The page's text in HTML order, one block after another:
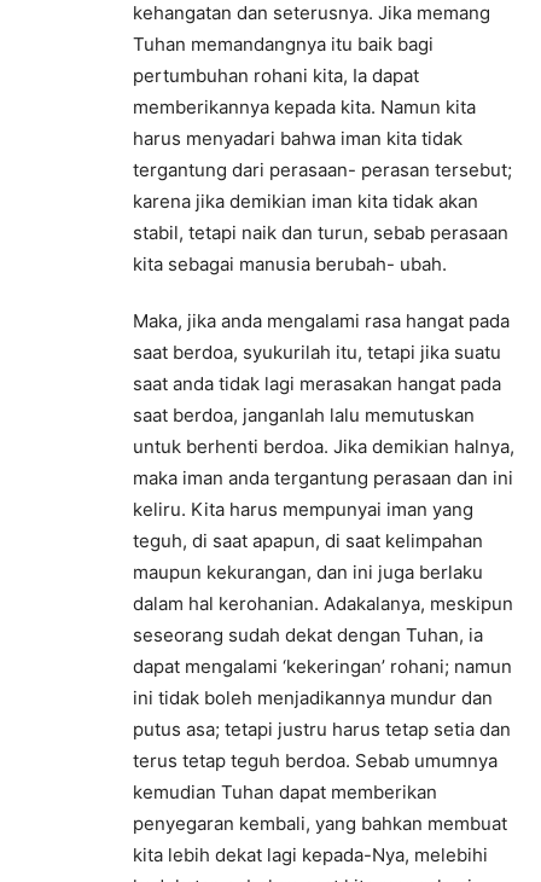
kehangatan dan seterusnya. Jika memang
Tuhan memandangnya itu baik bagi
pertumbuhan rohani kita, Ia dapat
memberikannya kepada kita. Namun kita
harus menyadari bahwa iman kita tidak
tergantung dari perasaan- perasan tersebut;
karena jika demikian iman kita tidak akan
stabil, tetapi naik dan turun, sebab perasaan
kita sebagai manusia berubah- ubah.
Maka, jika anda mengalami rasa hangat pada
saat berdoa, syukurilah itu, tetapi jika suatu
saat anda tidak lagi merasakan hangat pada
saat berdoa, janganlah lalu memutuskan
untuk berhenti berdoa. Jika demikian halnya,
maka iman anda tergantung perasaan dan ini
keliru. Kita harus mempunyai iman yang
teguh, di saat apapun, di saat kelimpahan
maupun kekurangan, dan ini juga berlaku
dalam hal kerohanian. Adakalanya, meskipun
seseorang sudah dekat dengan Tuhan, ia
dapat mengalami ‘kekeringan’ rohani; namun
ini tidak boleh menjadikannya mundur dan
putus asa; tetapi justru harus tetap setia dan
terus tetap teguh berdoa. Sebab umumnya
kemudian Tuhan dapat memberikan
penyegaran kembali, yang bahkan membuat
kita lebih dekat lagi kepada-Nya, melebihi